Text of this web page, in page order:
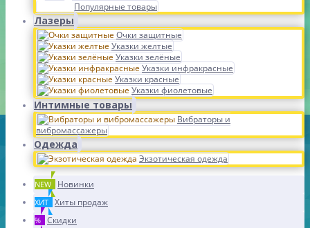
Популярные товары
Лазеры
Очки защитные
Указки желтые
Указки зелёные
Указки инфракрасные
Указки красные
Указки фиолетовые
Интимные товары
Вибраторы и
вибромассажеры
Одежда
Экзотическая одежда
NEW Новинки
ХИТ Хиты продаж
% Скидки